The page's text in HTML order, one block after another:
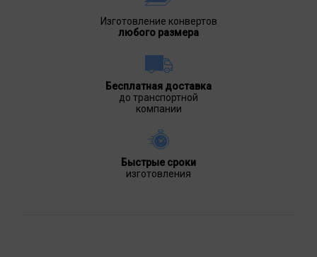
Изготовление конвертов
любого размера
Бесплатная доставка
до транспортной
компании
Быстрые сроки
изготовления